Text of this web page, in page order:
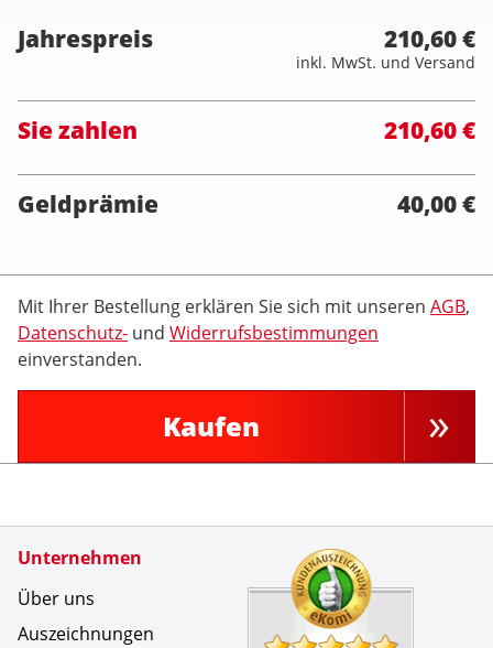
Jahrespreis 210,60 €
inkl. MwSt. und Versand
Sie zahlen 210,60 €
Geldprämie 40,00 €
Mit Ihrer Bestellung erklären Sie sich mit unseren AGB,
Datenschutz- und Widerrufsbestimmungen
einverstanden.
Kaufen
Unternehmen
Über uns
Auszeichnungen
Zertifikate